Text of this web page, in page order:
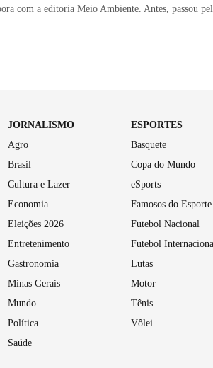
com a editoria Meio Ambiente. Antes, passou
JORNALISMO
Agro
Brasil
Cultura e Lazer
Economia
Eleições 2026
Entretenimento
Gastronomia
Minas Gerais
Mundo
Política
Saúde
ESPORTES
Basquete
Copa do Mundo
eSports
Famosos do Esporte
Futebol Nacional
Futebol
Lutas
Motor
Tênis
Vôlei